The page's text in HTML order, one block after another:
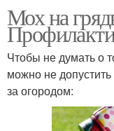
Мох на
Чтобы не думать о
можно не
за огородом: